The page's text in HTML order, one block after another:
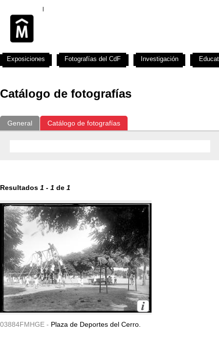
Catálogo de fotografías
General Catálogo de fotografías
Resultados 1 - 1 de 1
03884FMHGE - Plaza de Deportes del Cerro.
Exposiciones Fotografías del CdF Investigación